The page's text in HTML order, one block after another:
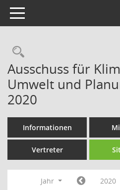
Toggle navigation
Rechercheauswahl
Ausschuss für
Umwelt und
2020
Informationen
Vertreter
Jahr 2020